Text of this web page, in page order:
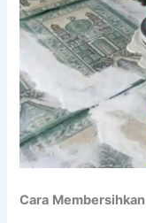
Cara Membersihkan